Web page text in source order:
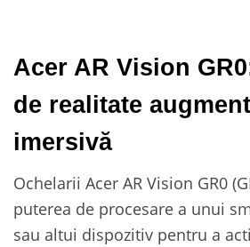
Acer AR Vision
de realitate
imersivă
Ochelarii Acer AR Vision GR0
puterea de procesare a unui
sau altui dispozitiv pentru a